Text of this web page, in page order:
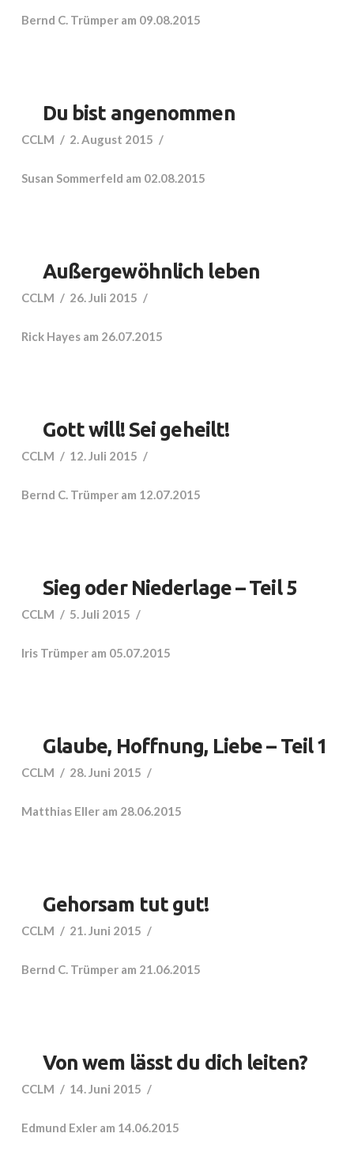
Bernd C. Trümper am 09.08.2015
Du bist angenommen
CCLM 2. August 2015
Susan Sommerfeld am 02.08.2015
Außergewöhnlich leben
CCLM 26. Juli 2015
Rick Hayes am 26.07.2015
Gott will! Sei geheilt!
CCLM 12. Juli 2015
Bernd C. Trümper am 12.07.2015
Sieg oder Niederlage – Teil 5
CCLM 5. Juli 2015
Iris Trümper am 05.07.2015
Glaube, Hoffnung, Liebe – Teil 1
CCLM 28. Juni 2015
Matthias Eller am 28.06.2015
Gehorsam tut gut!
CCLM 21. Juni 2015
Bernd C. Trümper am 21.06.2015
Von wem lässt du dich leiten?
CCLM 14. Juni 2015
Edmund Exler am 14.06.2015